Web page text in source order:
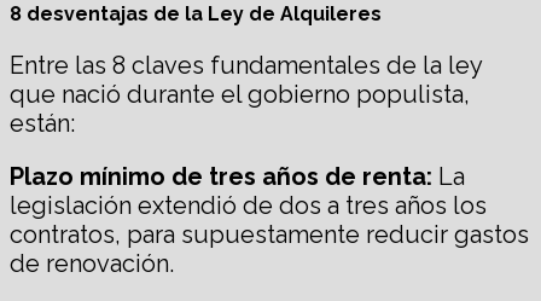
8 desventajas de la Ley de Alquileres
Entre las 8 claves fundamentales de la ley
que nació durante el gobierno populista,
están:
Plazo mínimo de tres años de renta: La
legislación extendió de dos a tres años los
contratos, para supuestamente reducir gastos
de renovación.